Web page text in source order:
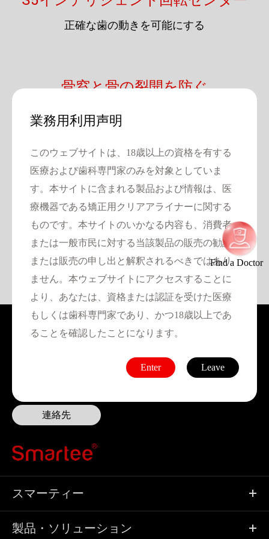
正確な歯の動きを可能にする
骨窓と骨の裂開を防ぐ
ステージ7
ステージ28
Smarteeドクターになる準備はでき
CS@smarteealigners.com
連絡先
スマーティー
製品・ソリューション
Find a Doctor
業務用利用声明
このウェブサイトは、18歳以上の資格を有する
医療および歯科専門家のみを対象としていま
す。本サイトに含まれる製品および情報は、医
療機器である矯正用クリアアライナーに関する
ものです。本サイトのいかなる内容も、消費者
または一般市民に対する当該製品の販売の勧誘
または販売の申し出と解釈されるべきではあり
ません。本ウェブサイトにアクセスすることに
より、あなたは、資格または認証を受けた医療
もしくは歯科専門家であり、かつ18歳以上であ
ることを確認したことになります。
Enter Leave